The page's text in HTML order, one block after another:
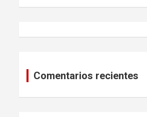
Comentarios recientes